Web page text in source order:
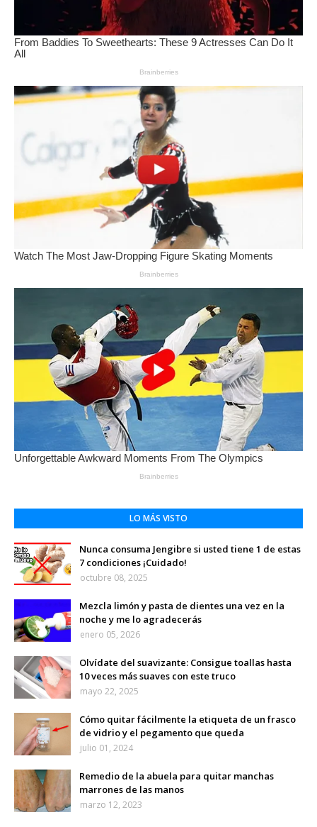
LO MÁS VISTO
Nunca consuma Jengibre si usted tiene 1 de estas
7 condiciones ¡Cuidado!
octubre 08, 2025
Mezcla limón y pasta de dientes una vez en la
noche y me lo agradecerás
enero 05, 2026
Olvídate del suavizante: Consigue toallas hasta
10 veces más suaves con este truco
mayo 22, 2025
Cómo quitar fácilmente la etiqueta de un frasco
de vidrio y el pegamento que queda
julio 01, 2024
Remedio de la abuela para quitar manchas
marrones de las manos
marzo 12, 2023